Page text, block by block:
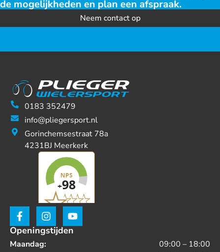
de mogelijkheden en plan een afspraak.
Neem contact op
0183 352479
info@pliegersport.nl
Gorinchemsestraat 78a
4231BJ Meerkerk
Openingstijden
Maandag:
09:00 – 18:00